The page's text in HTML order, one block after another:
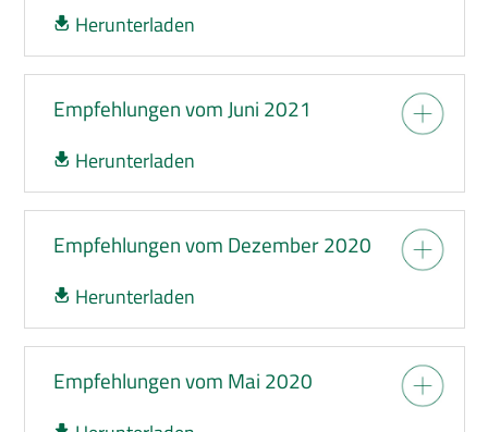
Herunterladen
Empfehlungen vom Juni 2021
Herunterladen
Empfehlungen vom Dezember 2020
Herunterladen
Empfehlungen vom Mai 2020